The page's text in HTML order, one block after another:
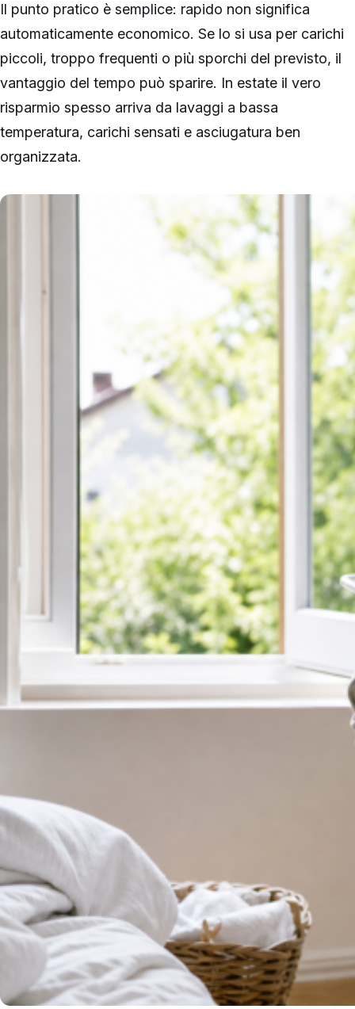
Il punto pratico è semplice: rapido non significa
automaticamente economico. Se lo si usa per carichi
piccoli, troppo frequenti o più sporchi del previsto, il
vantaggio del tempo può sparire. In estate il vero
risparmio spesso arriva da lavaggi a bassa
temperatura, carichi sensati e asciugatura ben
organizzata.